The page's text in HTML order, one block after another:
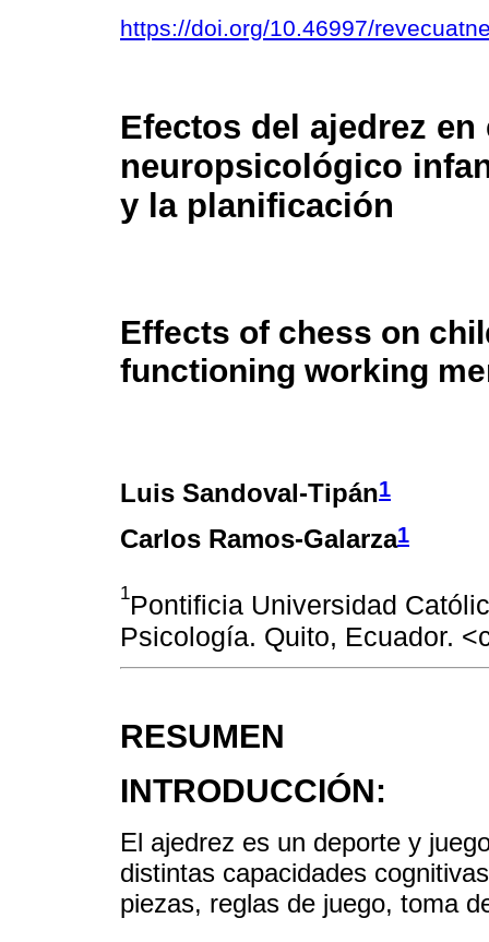
https://doi.org/10.46997/
Efectos del ajedrez
neuropsicológico
y la planificación
Effects of chess on
functioning working
Luis Sandoval-Tipán1
Carlos Ramos-Galarza1
1Pontificia Universidad
Psicología. Quito, Ecuador.
RESUMEN
INTRODUCCIÓN:
El ajedrez es un deporte y
distintas capacidades
piezas, reglas de juego, toma